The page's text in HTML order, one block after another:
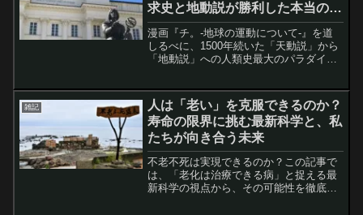
求史と地動説が勝利した本当の理
由
漫画『チ。-地球の運動について-』を道
しるべに、1500年続いた「天動説」から
「地動説」への人類史最大のパラダイム
クスの「美学」がもたらした革命の狼
煙、ティコ、ケプラー、ガリレオによる
観測と数学の決定的証拠、そしてニュー
トンによる万有引力の法則で地動説が完
成するまでをドラマチックに解説。現代
の私たちに「常識を疑う勇気」「知を追
求する情熱」を問いかけ、科学的思考の
重要性を説く。
雑記
人は「老い」を克服できるのか？
寿命の限界に挑む最新科学と、私
たちが向き合う未来
不老不死は実現できるのか？この記事で
は、「老化は治療できる病」と捉える最
新科学の視点から、その可能性を徹底解